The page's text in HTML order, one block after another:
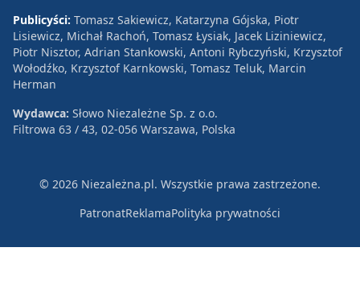
Publicyści: Tomasz Sakiewicz, Katarzyna Gójska, Piotr
Lisiewicz, Michał Rachoń, Tomasz Łysiak, Jacek Liziniewicz,
Piotr Nisztor, Adrian Stankowski, Antoni Rybczyński, Krzysztof
Wołodźko, Krzysztof Karnkowski, Tomasz Teluk, Marcin
Herman
Wydawca: Słowo Niezależne Sp. z o.o.
Filtrowa 63 / 43, 02-056 Warszawa, Polska
© 2026 Niezależna.pl. Wszystkie prawa zastrzeżone.
PatronatReklamaPolityka prywatności